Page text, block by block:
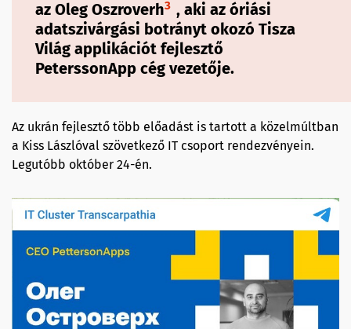
az Oleg Oszroverh3 , aki az óriási
adatszivárgási botrányt okozó Tisza
Világ applikációt fejlesztő
PeterssonApp cég vezetője.
Az ukrán fejlesztő több előadást is tartott a közelmúltban
a Kiss Lászlóval szövetkező IT csoport rendezvényein.
Legutóbb október 24-én.